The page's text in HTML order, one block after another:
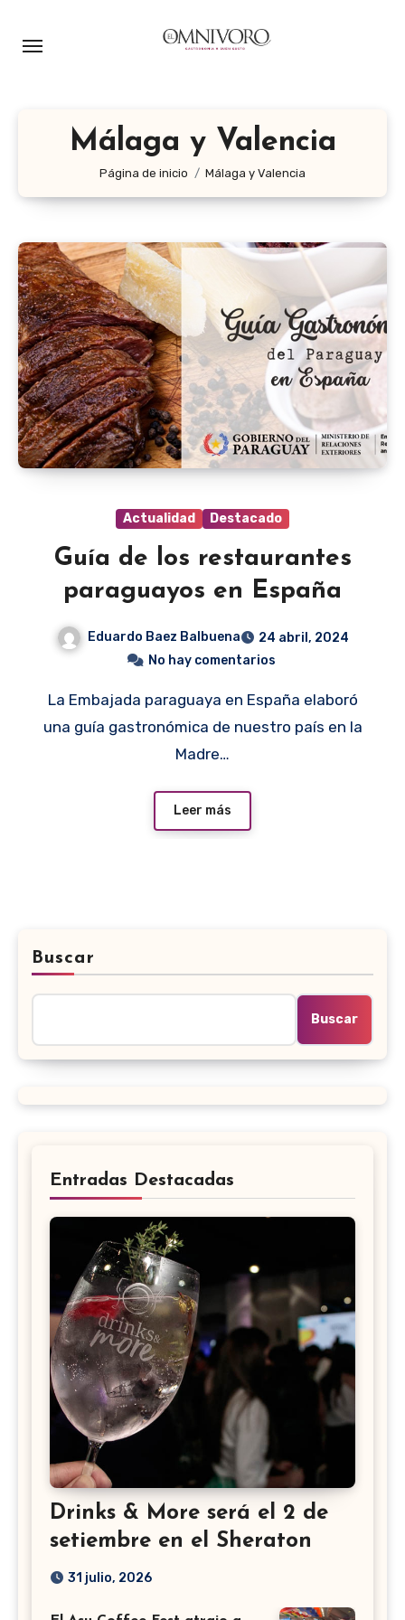
Málaga y Valencia
Página de inicio Málaga y Valencia
Actualidad Destacado
Guía de los restaurantes
paraguayos en España
Eduardo Baez Balbuena
24 abril, 2024
No hay comentarios
La Embajada paraguaya en España elaboró
una guía gastronómica de nuestro país en la
Madre…
Leer más
Buscar
Buscar
Entradas Destacadas
Drinks & More será el 2 de
setiembre en el Sheraton
31 julio, 2026